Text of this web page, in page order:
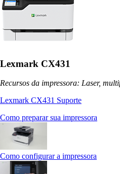
Lexmark CX431
Recursos da impressora: Laser,
Lexmark CX431 Suporte
Como preparar sua impressora
Como configurar a impressora